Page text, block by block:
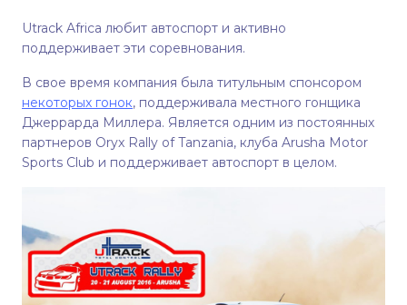
Utrack Africa любит автоспорт и активно
поддерживает эти соревнования.
В свое время компания была титульным спонсором
некоторых гонок, поддерживала местного гонщика
Джеррарда Миллера. Является одним из постоянных
партнеров Oryx Rally of Tanzania, клуба Arusha Motor
Sports Club и поддерживает автоспорт в целом.